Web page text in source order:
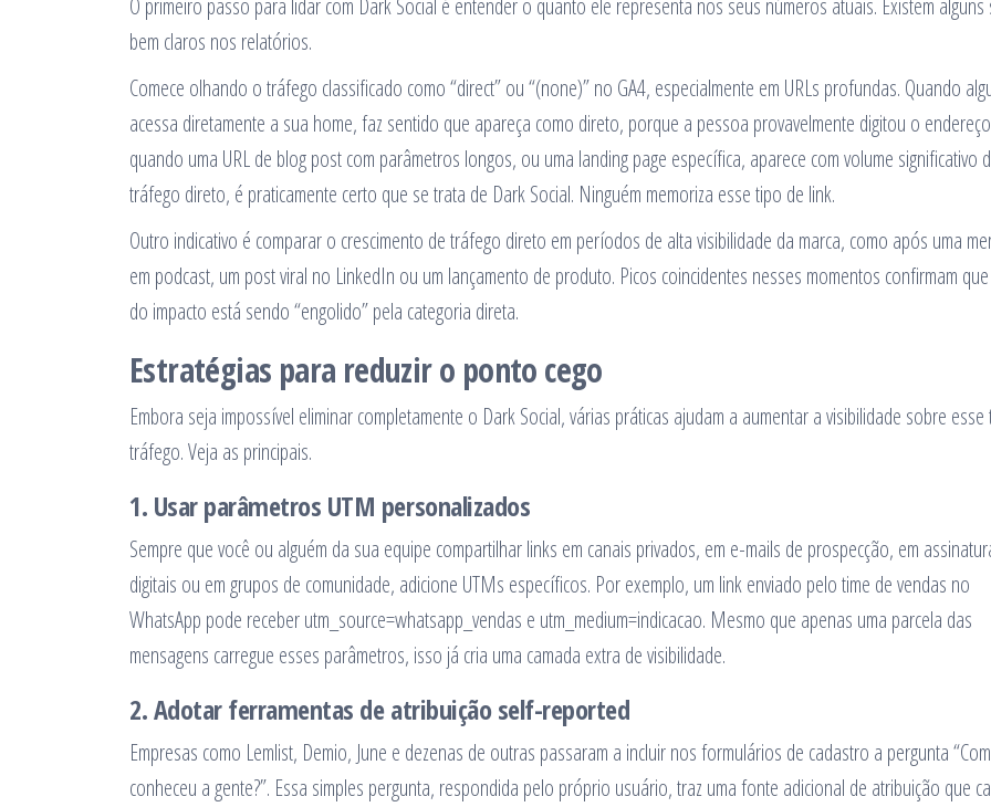
O primeiro passo para lidar com Dark Social é entender o quanto ele representa nos seus números atuais. Existem alguns
bem claros nos relatórios.
Comece olhando o tráfego classificado como “direct” ou “(none)” no GA4, especialmente em URLs profundas. Quando
acessa diretamente a sua home, faz sentido que apareça como direto, porque a pessoa provavelmente digitou o
quando uma URL de blog post com parâmetros longos, ou uma landing page específica, aparece com volume significativo
tráfego direto, é praticamente certo que se trata de Dark Social. Ninguém memoriza esse tipo de link.
Outro indicativo é comparar o crescimento de tráfego direto em períodos de alta visibilidade da marca, como após uma
em podcast, um post viral no LinkedIn ou um lançamento de produto. Picos coincidentes nesses momentos confirmam
do impacto está sendo “engolido” pela categoria direta.
Estratégias para reduzir o ponto cego
Embora seja impossível eliminar completamente o Dark Social, várias práticas ajudam a aumentar a visibilidade sobre
tráfego. Veja as principais.
1. Usar parâmetros UTM personalizados
Sempre que você ou alguém da sua equipe compartilhar links em canais privados, em e-mails de prospecção, em
digitais ou em grupos de comunidade, adicione UTMs específicos. Por exemplo, um link enviado pelo time de vendas no
WhatsApp pode receber utm_source=whatsapp_vendas e utm_medium=indicacao. Mesmo que apenas uma parcela das
mensagens carregue esses parâmetros, isso já cria uma camada extra de visibilidade.
2. Adotar ferramentas de atribuição self-reported
Empresas como Lemlist, Demio, June e dezenas de outras passaram a incluir nos formulários de cadastro a pergunta
conheceu a gente?”. Essa simples pergunta, respondida pelo próprio usuário, traz uma fonte adicional de atribuição que